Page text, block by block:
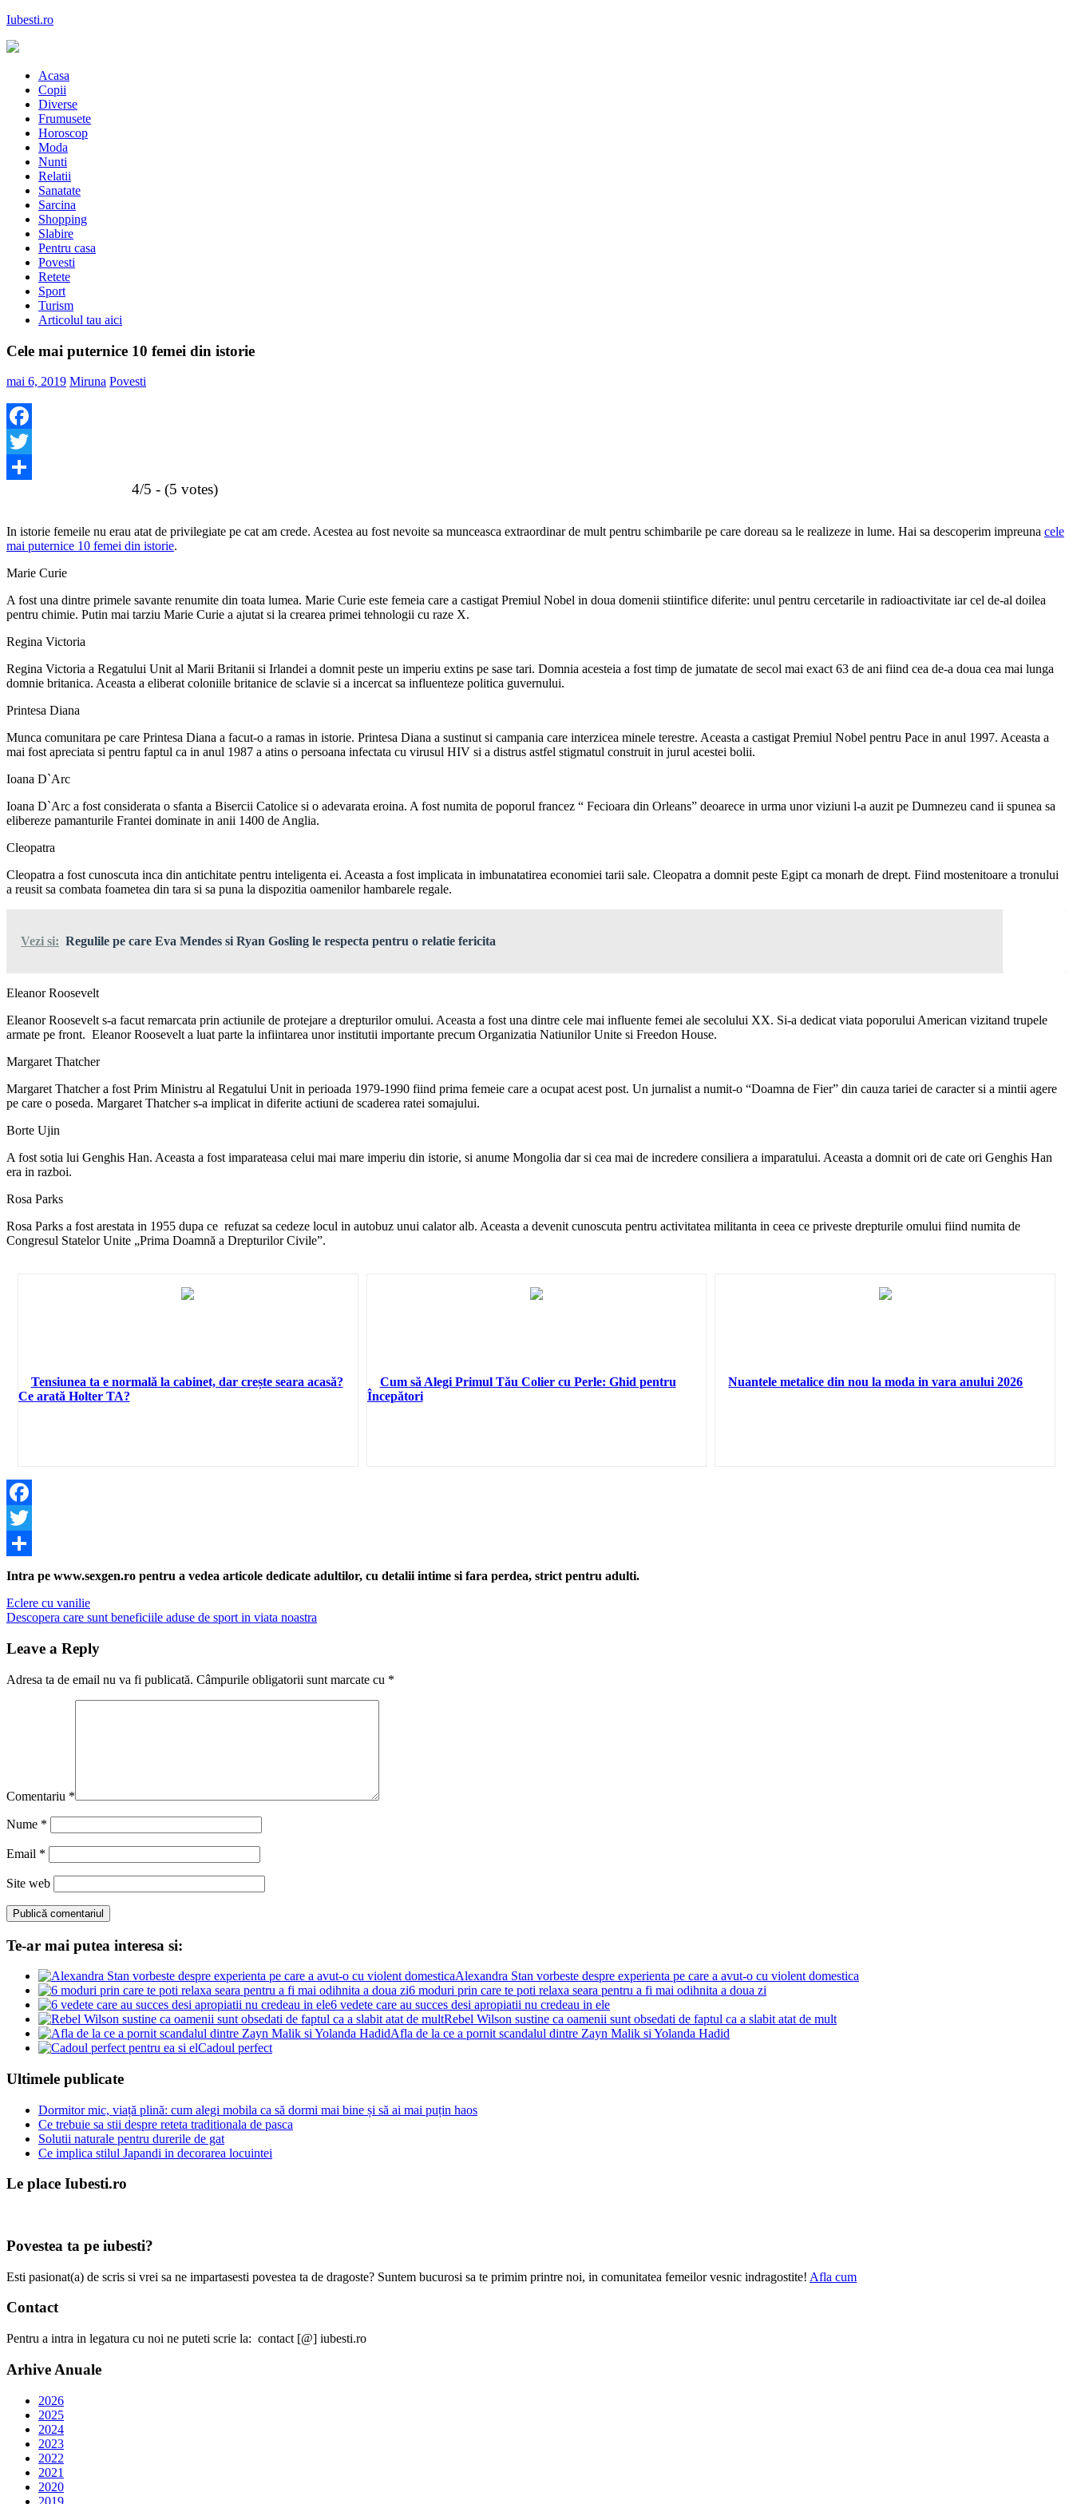
Skip
content
Iubesti.ro
Acasa
Copii
Diverse
Frumusete
Horoscop
Moda
Nunti
Relatii
Sanatate
Sarcina
Shopping
Slabire
Pentru casa
Povesti
Retete
Sport
Turism
Articolul tau aici
Cele mai puternice 10 femei din istorie
mai 6, 2019 Miruna Povesti
Facebook
Twitter
4/5 - (5 votes)
In istorie femeile nu erau atat de privilegiate pe cat am crede. Acestea au fost nevoite sa munceasca extraordinar de mult pentru schimbarile pe care doreau sa le realizeze in lume. Hai sa descoperim impreuna cele
mai puternice 10 femei din istorie.
Marie Curie
A fost una dintre primele savante renumite din toata lumea. Marie Curie este femeia care a castigat Premiul Nobel in doua domenii stiintifice diferite: unul pentru cercetarile in radioactivitate iar cel de-al doilea
pentru chimie. Putin mai tarziu Marie Curie a ajutat si la crearea primei tehnologii cu raze X.
Regina Victoria
Regina Victoria a Regatului Unit al Marii Britanii si Irlandei a domnit peste un imperiu extins pe sase tari. Domnia acesteia a fost timp de jumatate de secol mai exact 63 de ani fiind cea de-a doua cea mai lunga
domnie britanica. Aceasta a eliberat coloniile britanice de sclavie si a incercat sa influenteze politica guvernului.
Printesa Diana
Munca comunitara pe care Printesa Diana a facut-o a ramas in istorie. Printesa Diana a sustinut si campania care interzicea minele terestre. Aceasta a castigat Premiul Nobel pentru Pace in anul 1997. Aceasta a
mai fost apreciata si pentru faptul ca in anul 1987 a atins o persoana infectata cu virusul HIV si a distrus astfel stigmatul construit in jurul acestei bolii.
Ioana D`Arc
Ioana D`Arc a fost considerata o sfanta a Bisercii Catolice si o adevarata eroina. A fost numita de poporul francez “ Fecioara din Orleans” deoarece in urma unor viziuni l-a auzit pe Dumnezeu cand ii spunea sa
elibereze pamanturile Frantei dominate in anii 1400 de Anglia.
Cleopatra
Cleopatra a fost cunoscuta inca din antichitate pentru inteligenta ei. Aceasta a fost implicata in imbunatatirea economiei tarii sale. Cleopatra a domnit peste Egipt ca monarh de drept. Fiind mostenitoare a tronului
a reusit sa combata foametea din tara si sa puna la dispozitia oamenilor hambarele regale.
Vezi si: Regulile pe care Eva Mendes si Ryan Gosling le respecta pentru o relatie fericita
Eleanor Roosevelt
Eleanor Roosevelt s-a facut remarcata prin actiunile de protejare a drepturilor omului. Aceasta a fost una dintre cele mai influente femei ale secolului XX. Si-a dedicat viata poporului American vizitand trupele
armate pe front. Eleanor Roosevelt a luat parte la infiintarea unor institutii importante precum Organizatia Natiunilor Unite si Freedon House.
Margaret Thatcher
Margaret Thatcher a fost Prim Ministru al Regatului Unit in perioada 1979-1990 fiind prima femeie care a ocupat acest post. Un jurnalist a numit-o “Doamna de Fier” din cauza tariei de caracter si a mintii agere
pe care o poseda. Margaret Thatcher s-a implicat in diferite actiuni de scaderea ratei somajului.
Borte Ujin
A fost sotia lui Genghis Han. Aceasta a fost imparateasa celui mai mare imperiu din istorie, si anume Mongolia dar si cea mai de incredere consiliera a imparatului. Aceasta a domnit ori de cate ori Genghis Han
era in razboi.
Rosa Parks
Rosa Parks a fost arestata in 1955 dupa ce refuzat sa cedeze locul in autobuz unui calator alb. Aceasta a devenit cunoscuta pentru activitatea militanta in ceea ce priveste drepturile omului fiind numita de
Congresul Statelor Unite „Prima Doamnă a Drepturilor Civile”.
Tensiunea ta e normală la cabinet, dar crește seara acasă?
Ce arată Holter TA?
Cum să Alegi Primul Tău Colier cu Perle: Ghid pentru
Începători
Nuantele metalice din nou la moda in vara anului 2026
Facebook
Twitter
Share
Intra pe www.sexgen.ro pentru a vedea articole dedicate adultilor, cu detalii intime si fara perdea, strict pentru adulti.
Navigare
în
articole
Previous
Post:
Eclere cu vanilie
Next
Descopera care sunt beneficiile aduse de sport in viata noastra
Leave a Reply
Adresa ta de email nu va fi publicată. Câmpurile obligatorii sunt marcate cu *
Comentariu *
Nume *
Email *
Site web
Te-ar mai putea interesa si:
Alexandra Stan vorbeste despre experienta pe care a avut-o cu violent domestica
6 moduri prin care te poti relaxa seara pentru a fi mai odihnita a doua zi
6 vedete care au succes desi apropiatii nu credeau in ele
Rebel Wilson sustine ca oamenii sunt obsedati de faptul ca a slabit atat de mult
Afla de la ce a pornit scandalul dintre Zayn Malik si Yolanda Hadid
Cadoul perfect
Ultimele publicate
Dormitor mic, viață plină: cum alegi mobila ca să dormi mai bine și să ai mai puțin haos
Ce trebuie sa stii despre reteta traditionala de pasca
Solutii naturale pentru durerile de gat
Ce implica stilul Japandi in decorarea locuintei
Le place Iubesti.ro
Povestea ta pe iubesti?
Esti pasionat(a) de scris si vrei sa ne impartasesti povestea ta de dragoste? Suntem bucurosi sa te primim printre noi, in comunitatea femeilor vesnic indragostite! Afla cum
Contact
Pentru a intra in legatura cu noi ne puteti scrie la: contact [@] iubesti.ro
Arhive Anuale
2026
2025
2024
2023
2022
2021
2020
2019